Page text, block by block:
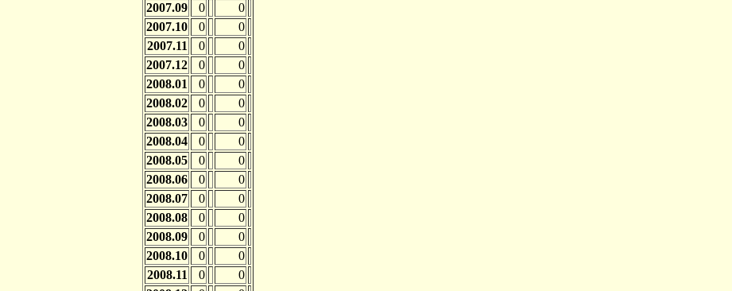
2007.09
0
0
2007.10
0
0
2007.11
0
0
2007.12
0
0
2008.01
0
0
2008.02
0
0
2008.03
0
0
2008.04
0
0
2008.05
0
0
2008.06
0
0
2008.07
0
0
2008.08
0
0
2008.09
0
0
2008.10
0
0
2008.11
0
0